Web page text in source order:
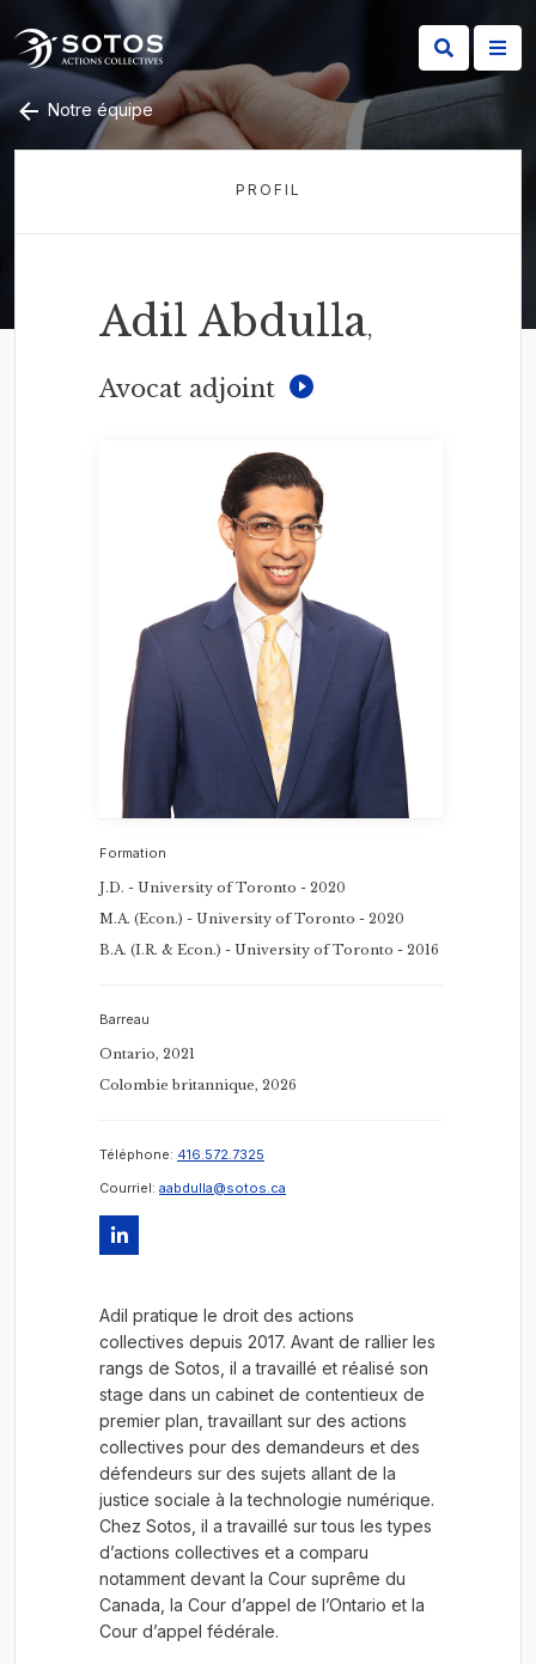
Notre équipe
PROFIL
Adil Abdulla,
Avocat adjoint
Formation
J.D. - University of Toronto - 2020
M.A. (Econ.) - University of Toronto - 2020
B.A. (I.R. & Econ.) - University of Toronto - 2016
Barreau
Ontario, 2021
Colombie britannique, 2026
Téléphone: 416.572.7325
Courriel: aabdulla@sotos.ca
Adil pratique le droit des actions
collectives depuis 2017. Avant de rallier les
rangs de Sotos, il a travaillé et réalisé son
stage dans un cabinet de contentieux de
premier plan, travaillant sur des actions
collectives pour des demandeurs et des
défendeurs sur des sujets allant de la
justice sociale à la technologie numérique.
Chez Sotos, il a travaillé sur tous les types
d’actions collectives et a comparu
notamment devant la Cour suprême du
Canada, la Cour d’appel de l’Ontario et la
Cour d’appel fédérale.